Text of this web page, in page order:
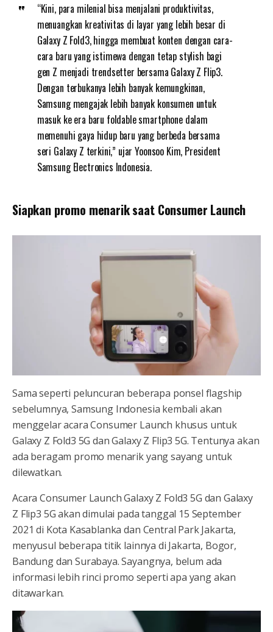
“Kini, para milenial bisa menjalani produktivitas,
menuangkan kreativitas di layar yang lebih besar di
Galaxy Z Fold3, hingga membuat konten dengan cara-
cara baru yang istimewa dengan tetap stylish bagi
gen Z menjadi trendsetter bersama Galaxy Z Flip3.
Dengan terbukanya lebih banyak kemungkinan,
Samsung mengajak lebih banyak konsumen untuk
masuk ke era baru foldable smartphone dalam
memenuhi gaya hidup baru yang berbeda bersama
seri Galaxy Z terkini,” ujar Yoonsoo Kim, President
Samsung Electronics Indonesia.
Siapkan promo menarik saat Consumer Launch
Sama seperti peluncuran beberapa ponsel flagship
sebelumnya, Samsung Indonesia kembali akan
menggelar acara Consumer Launch khusus untuk
Galaxy Z Fold3 5G dan Galaxy Z Flip3 5G. Tentunya akan
ada beragam promo menarik yang sayang untuk
dilewatkan.
Acara Consumer Launch Galaxy Z Fold3 5G dan Galaxy
Z Flip3 5G akan dimulai pada tanggal 15 September
2021 di Kota Kasablanka dan Central Park Jakarta,
menyusul beberapa titik lainnya di Jakarta, Bogor,
Bandung dan Surabaya. Sayangnya, belum ada
informasi lebih rinci promo seperti apa yang akan
ditawarkan.